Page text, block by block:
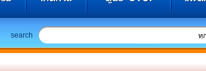
search